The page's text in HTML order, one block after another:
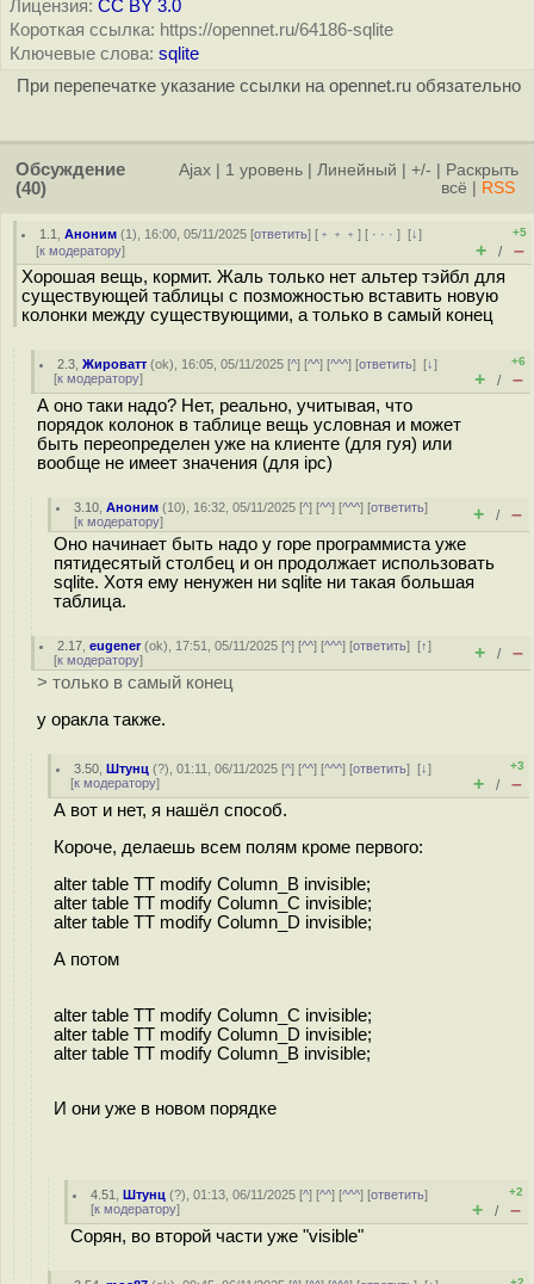
Лицензия: CC BY 3.0
Короткая ссылка: https://opennet.ru/64186-sqlite
Ключевые слова: sqlite
При перепечатке указание ссылки на opennet.ru обязательно
Обсуждение
(40)
Ajax 1 уровень Линейный +/-
Раскрыть
всё
RSS
1.1 ,Аноним (1), 16:00, 05/11/2025 [ответить] [ ﹢﹢﹢] [ · · ·][↓]
[к модератору]
+5
+ / –
Хорошая вещь, кормит. Жаль только нет альтер тэйбл для
существующей таблицы с позможностью вставить новую
колонки между существующими, а только в самый конец
2.3 ,Жироватт (ok), 16:05, 05/11/2025 [^] [^^] [^^^] [ответить][↓]
[к модератору]
+6
+ / –
А оно таки надо? Нет, реально, учитывая, что
порядок колонок в таблице вещь условная и может
быть переопределен уже на клиенте (для гуя) или
вообще не имеет значения (для ipc)
3.10 ,Аноним (10), 16:32, 05/11/2025 [^] [^^] [^^^] [ответить]
[к модератору] + / –
Оно начинает быть надо у горе программиста уже
пятидесятый столбец и он продолжает использовать
sqlite. Хотя ему ненужен ни sqlite ни такая большая
таблица.
2.17 ,eugener(ok), 17:51, 05/11/2025 [^] [^^] [^^^] [ответить][↑]
[к модератору] + / –
> только в самый конец
у оракла также.
3.50 ,Штунц (?), 01:11, 06/11/2025 [^] [^^] [^^^] [ответить][↓]
[к модератору]
+3
+ / –
А вот и нет, я нашёл способ.
Короче, делаешь всем полям кроме первого:
alter table TT modify Column_B invisible;
alter table TT modify Column_C invisible;
alter table TT modify Column_D invisible;
А потом
alter table TT modify Column_C invisible;
alter table TT modify Column_D invisible;
alter table TT modify Column_B invisible;
И они уже в новом порядке
4.51 ,Штунц (?), 01:13, 06/11/2025 [^] [^^] [^^^] [ответить]
[к модератору]
+2
+ / –
Сорян, во второй части уже "visible"